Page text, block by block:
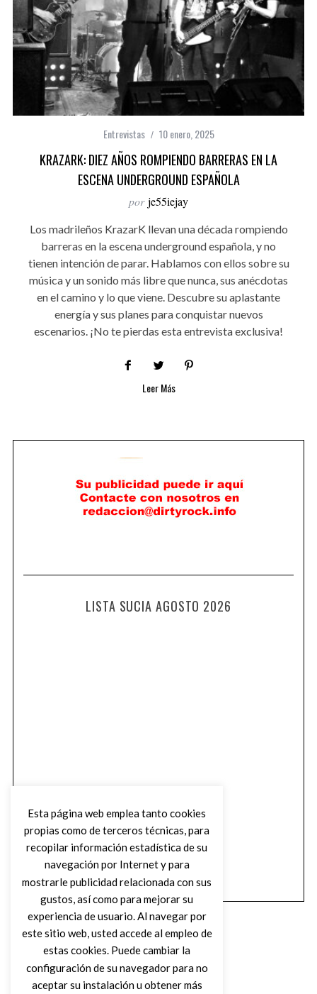
Entrevistas 10 enero, 2025
KRAZARK: DIEZ AÑOS ROMPIENDO BARRERAS EN LA
ESCENA UNDERGROUND ESPAÑOLA
por je55iejay
Los madrileños KrazarK llevan una década rompiendo
barreras en la escena underground española, y no
tienen intención de parar. Hablamos con ellos sobre su
música y un sonido más libre que nunca, sus anécdotas
en el camino y lo que viene. Descubre su aplastante
energía y sus planes para conquistar nuevos
escenarios. ¡No te pierdas esta entrevista exclusiva!
Leer Más
LISTA SUCIA AGOSTO 2026
Esta página web emplea tanto cookies
propias como de terceros técnicas, para
recopilar información estadística de su
navegación por Internet y para
mostrarle publicidad relacionada con sus
gustos, así como para mejorar su
experiencia de usuario. Al navegar por
este sitio web, usted accede al empleo de
estas cookies. Puede cambiar la
configuración de su navegador para no
aceptar su instalación u obtener más